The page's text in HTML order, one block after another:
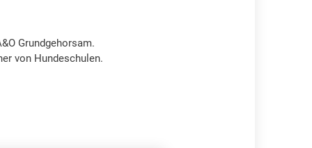
Grundgehorsam.
von Hundeschulen.